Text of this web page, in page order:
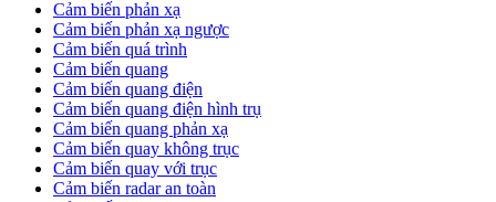
Cảm biến phản xạ
Cảm biến phản xạ ngược
Cảm biến quá trình
Cảm biến quang
Cảm biến quang điện
Cảm biến quang điện hình trụ
Cảm biến quang phản xạ
Cảm biến quay không trục
Cảm biến quay với trục
Cảm biến radar an toàn